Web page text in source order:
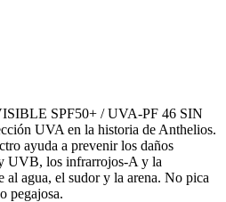
SPF50+ / UVA-PF 46 SIN
UVA en la historia de Anthelios.
ayuda a prevenir los daños
UVB, los infrarrojos-A y la
al agua, el sudor y la arena. No pica
pegajosa.